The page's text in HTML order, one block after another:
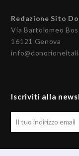
Redazione Sito
Via Bartolomeo
16121 Genova
Iscriviti alla